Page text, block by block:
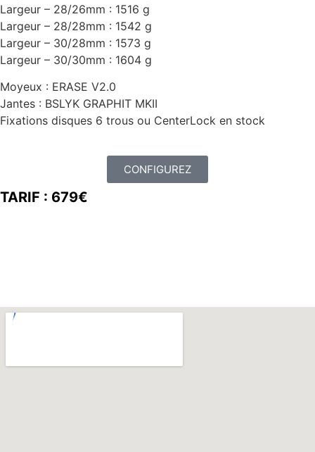
Largeur – 28/26mm : 1516 g
Largeur – 28/28mm : 1542 g
Largeur – 30/28mm : 1573 g
Largeur – 30/30mm : 1604 g
Moyeux : ERASE V2.0
Jantes : BSLYK GRAPHIT MKII
Fixations disques 6 trous ou CenterLock en stock
CONFIGUREZ
TARIF : 679€